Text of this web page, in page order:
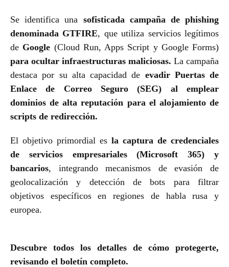
Se identifica una sofisticada campaña de phishing
denominada GTFIRE, que utiliza servicios legítimos
de Google (Cloud Run, Apps Script y Google Forms)
para ocultar infraestructuras maliciosas. La campaña
destaca por su alta capacidad de evadir Puertas de
Enlace de Correo Seguro (SEG) al emplear
dominios de alta reputación para el alojamiento de
scripts de redirección.
El objetivo primordial es la captura de credenciales
de servicios empresariales (Microsoft 365) y
bancarios, integrando mecanismos de evasión de
geolocalización y detección de bots para filtrar
objetivos específicos en regiones de habla rusa y
europea.
Descubre todos los detalles de cómo protegerte,
revisando el boletín completo.